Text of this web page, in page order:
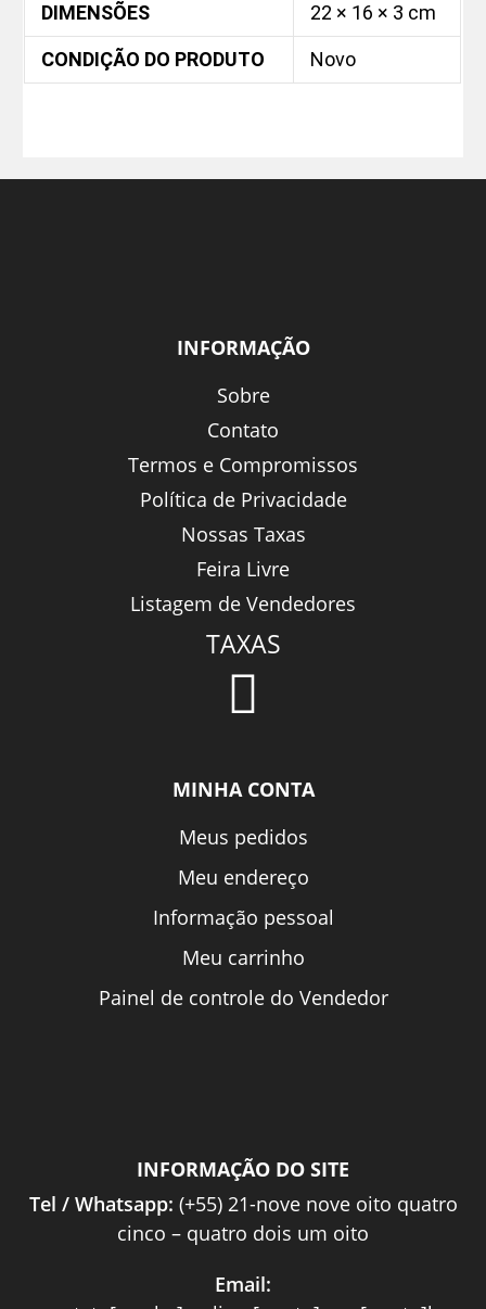
DIMENSÕES 22 × 16 × 3 cm
CONDIÇÃO DO PRODUTO Novo
INFORMAÇÃO
Sobre
Contato
Termos e Compromissos
Política de Privacidade
Nossas Taxas
Feira Livre
Listagem de Vendedores
TAXAS
MINHA CONTA
Meus pedidos
Meu endereço
Informação pessoal
Meu carrinho
Painel de controle do Vendedor
INFORMAÇÃO DO SITE
Tel / Whatsapp: (+55) 21-nove nove oito quatro
cinco – quatro dois um oito
Email: